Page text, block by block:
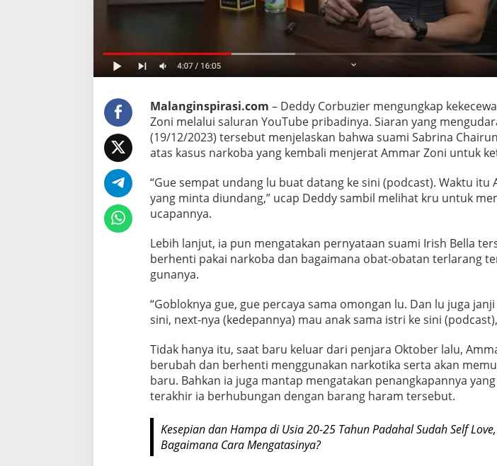
t
,
d
d
y
o
r
b
z
i
U
n
k
a
p
e
k
Malanginspirasi.com – Deddy Corbuzier mengungkap
Zoni melalui saluran YouTube pribadinya. Siaran yang
(19/12/2023) tersebut menjelaskan bahwa suami Sabrina
atas kasus narkoba yang kembali menjerat Ammar Zoni untuk
“Gue sempat undang lu buat datang ke sini (podcast). Waktu itu
yang minta diundang,” ucap Deddy sambil melihat kru untuk
ucapannya.
Lebih lanjut, ia pun mengatakan pernyataan suami Irish Bella
berhenti pakai narkoba dan bagaimana obat-obatan terlarang
gunanya.
“Gobloknya gue, gue percaya sama omongan lu. Dan lu juga
sini, next-nya (kedepannya) mau anak sama istri ke sini
Tidak hanya itu, saat baru keluar dari penjara Oktober lalu,
berubah dan berhenti menggunakan narkotika serta akan
baru. Bahkan ia juga mantap mengatakan penangkapannya
terakhir ia berhubungan dengan barang haram tersebut.
Kesepian dan Hampa di Usia 20-25 Tahun Padahal Sudah Self
Bagaimana Cara Mengatasinya?